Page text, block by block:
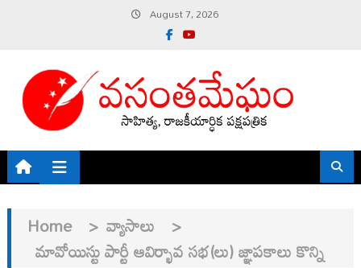
content
August 7, 2026
Home > వ్యాసాలు >
మావోయిస్టు పార్టీ ఆవిర్భావ సభ(లు) జ్ఞాపకాలు కొన్ని